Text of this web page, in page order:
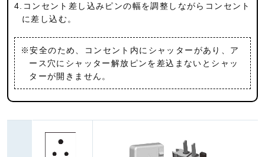
4.コンセント差し込みピンの幅を調整しながらコンセント
に差し込む。
※安全のため、コンセント内にシャッターがあり、ア
ース穴にシャッター解放ピンを差込まないとシャッ
ターが開きません。